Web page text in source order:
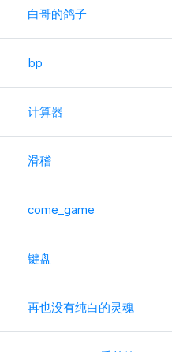
白哥的鸽子
bp
计算器
滑稽
come_game
键盘
再也没有纯白的灵魂